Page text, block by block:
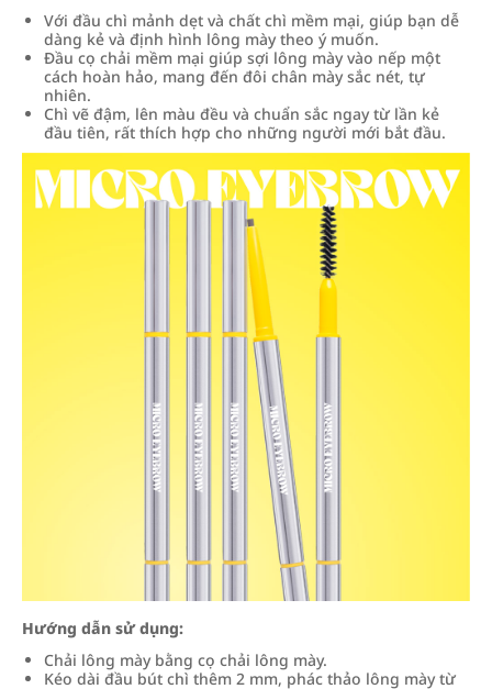
Với đầu chì mảnh dẹt và chất chì mềm mại, giúp bạn dễ
dàng kẻ và định hình lông mày theo ý muốn.
Đầu cọ chải mềm mại giúp sợi lông mày vào nếp một
cách hoàn hảo, mang đến đôi chân mày sắc nét, tự
nhiên.
Chì vẽ đậm, lên màu đều và chuẩn sắc ngay từ lần kẻ
đầu tiên, rất thích hợp cho những người mới bắt đầu.
Hướng dẫn sử dụng:
Chải lông mày bằng cọ chải lông mày.
Kéo dài đầu bút chì thêm 2 mm, phác thảo lông mày từ